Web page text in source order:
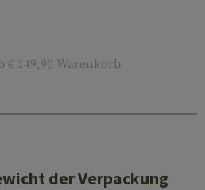
€ 149,90 Warenkorb
der Verpackung